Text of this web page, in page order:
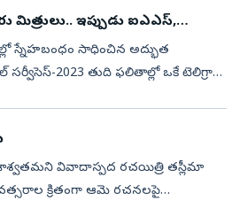
మిత్రులు.. ఇప్పుడు ఐఎఎస్‌,
స్నేహబంధం సాధించిన అద్భుత
2023 తుది ఫలితాల్లో ఒకే టెలిగ్రామ్
వివాదాస్పద రచయిత్రి తస్లీమా
క్రితంగా ఆమె రచనలపై